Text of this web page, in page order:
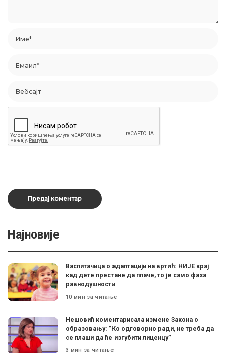
Најновије
Васпитачица о адаптацији на вртић: НИЈЕ крај
кад дете престане да плаче, то је само фаза
равнодушности
10 мин за читање
Нешовић коментарисала измене Закона о
образовању: ”Ко одговорно ради, не треба да
се плаши да ће изгубити лиценцу”
3 мин за читање